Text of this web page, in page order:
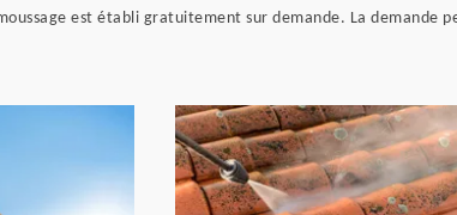
est établi gratuitement sur demande. La demande